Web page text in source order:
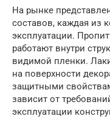
На рынке
составов, каждая из
эксплуатации.
работают внутри
видимой пленки.
на поверхности
защитными
зависит от
эксплуатации